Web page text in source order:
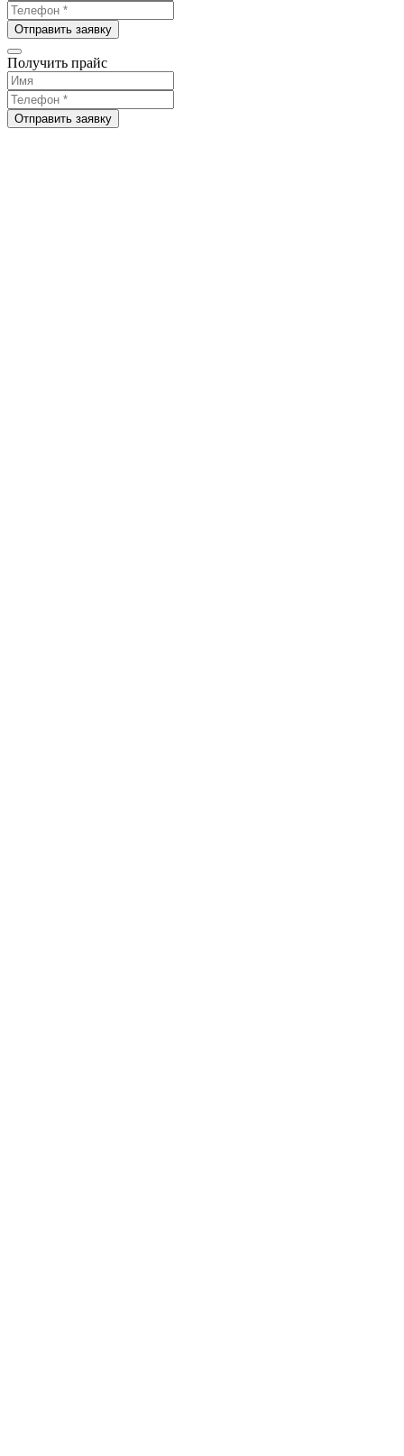
Отправить заявку
Получить прайс
Отправить заявку